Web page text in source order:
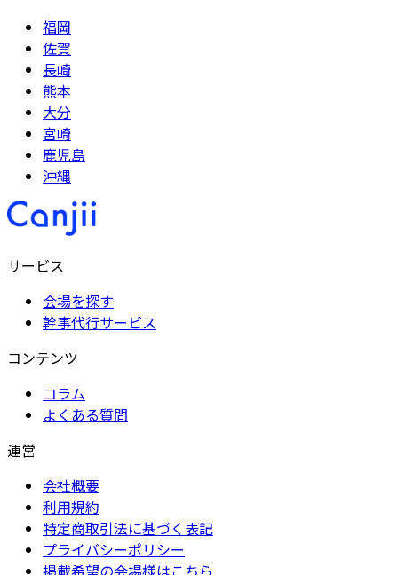
福岡
佐賀
長崎
熊本
大分
宮崎
鹿児島
沖縄
サービス
会場を探す
幹事代行サービス
コンテンツ
コラム
よくある質問
運営
会社概要
利用規約
特定商取引法に基づく表記
プライバシーポリシー
掲載希望の会場様はこちら